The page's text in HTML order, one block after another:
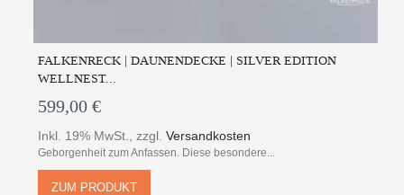
FALKENRECK | DAUNENDECKE | SILVER EDITION
WELLNEST...
599,00 €
Inkl. 19% MwSt. ,zzgl.Versandkosten
Geborgenheit zum Anfassen. Diese besondere...
ZUM PRODUKT